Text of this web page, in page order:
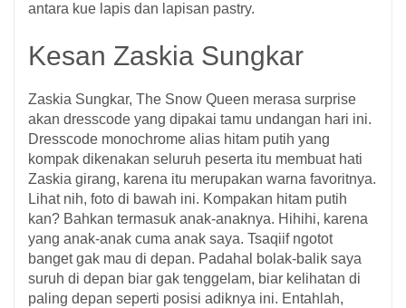
antara kue lapis dan lapisan pastry.
Kesan Zaskia Sungkar
Zaskia Sungkar, The Snow Queen merasa surprise
akan dresscode yang dipakai tamu undangan hari ini.
Dresscode monochrome alias hitam putih yang
kompak dikenakan seluruh peserta itu membuat hati
Zaskia girang, karena itu merupakan warna favoritnya.
Lihat nih, foto di bawah ini. Kompakan hitam putih
kan? Bahkan termasuk anak-anaknya. Hihihi, karena
yang anak-anak cuma anak saya. Tsaqiif ngotot
banget gak mau di depan. Padahal bolak-balik saya
suruh di depan biar gak tenggelam, biar kelihatan di
paling depan seperti posisi adiknya ini. Entahlah,